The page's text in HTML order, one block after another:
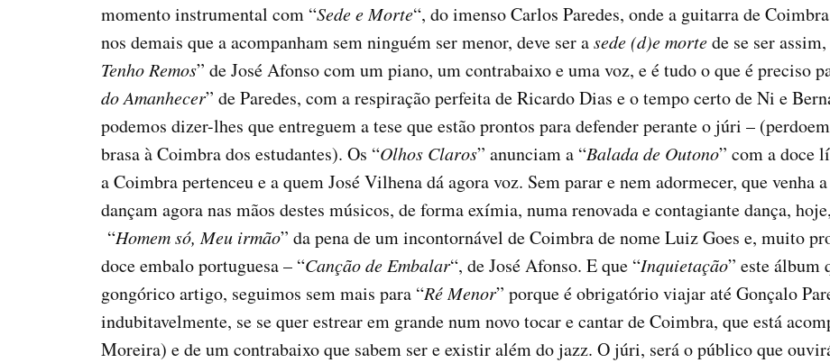
momento instrumental com “Sede e Morte“, do imenso Carlos Paredes, onde a guitarra de
nos demais que a acompanham sem ninguém ser menor, deve ser asede (d)e mortede se ser
Tenho Remos” de José Afonso com um piano, um contrabaixo e uma voz, e é tudo o que é preciso
do Amanhecer” de Paredes, com a respiração perfeita de Ricardo Dias e o tempo certo de Ni e
podemos dizer-lhes que entreguem a tese que estão prontos para defender perante o júri –
brasa à Coimbra dos estudantes). Os “Olhos Claros” anunciam a “Balada de Outono” com a doce
a Coimbra pertenceu e a quem José Vilhena dá agora voz. Sem parar e nem adormecer, que venha
dançam agora nas mãos destes músicos, de forma exímia, numa renovada e contagiante dança,
“Homem só, Meu irmão” da pena de um incontornável de Coimbra de nome Luiz Goes e, muito
doce embalo portuguesa – “Canção de Embalar“, de José Afonso. E que “Inquietação” este álbum
gongórico artigo, seguimos sem mais para “Ré Menor” porque é obrigatório viajar até Gonçalo
indubitavelmente, se se quer estrear em grande num novo tocar e cantar de Coimbra, que está
Moreira) e de um contrabaixo que sabem ser e existir além do jazz. O júri, será o público que